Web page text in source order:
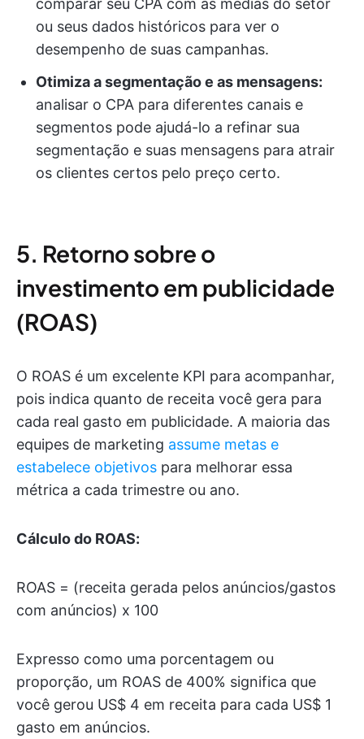
comparar seu CPA com as médias do setor
ou seus dados históricos para ver o
desempenho de suas campanhas.
Otimiza a segmentação e as mensagens:
analisar o CPA para diferentes canais e
segmentos pode ajudá-lo a refinar sua
segmentação e suas mensagens para atrair
os clientes certos pelo preço certo.
5. Retorno sobre o
investimento em publicidade
(ROAS)
O ROAS é um excelente KPI para acompanhar,
pois indica quanto de receita você gera para
cada real gasto em publicidade. A maioria das
equipes de marketing assume metas e
estabelece objetivos para melhorar essa
métrica a cada trimestre ou ano.
Cálculo do ROAS:
ROAS = (receita gerada pelos anúncios/gastos
com anúncios) x 100
Expresso como uma porcentagem ou
proporção, um ROAS de 400% significa que
você gerou US$ 4 em receita para cada US$ 1
gasto em anúncios.